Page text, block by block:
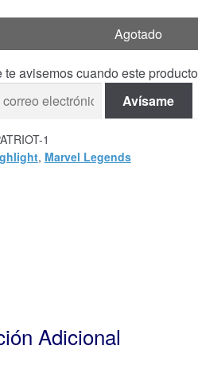
Agotado
te avisemos cuando este
Avísame
1
, Marvel Legends
Adicional